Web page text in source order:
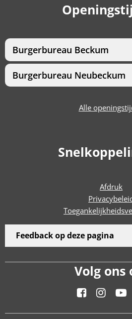
Burgerbureau Beckum
Burgerbureau Neubeckum
Alle
Afdruk
Feedback op deze pagina
Volg ons